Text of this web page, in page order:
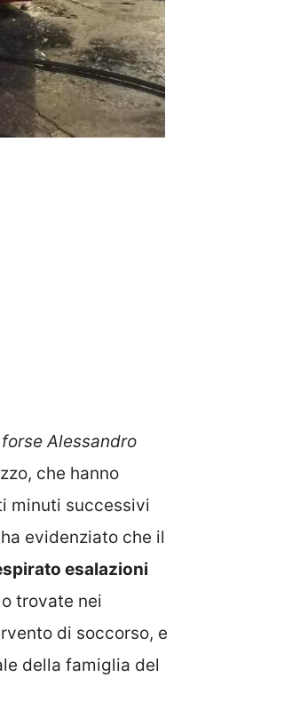
Alessandro
che hanno
minuti successivi
evidenziato che il
esalazioni
trovate nei
di soccorso, e
della famiglia del